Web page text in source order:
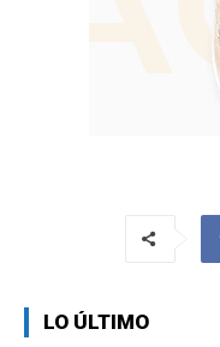
LO ÚLTIMO